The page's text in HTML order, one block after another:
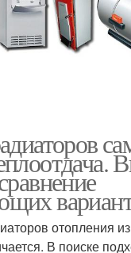
отопления
В поиске